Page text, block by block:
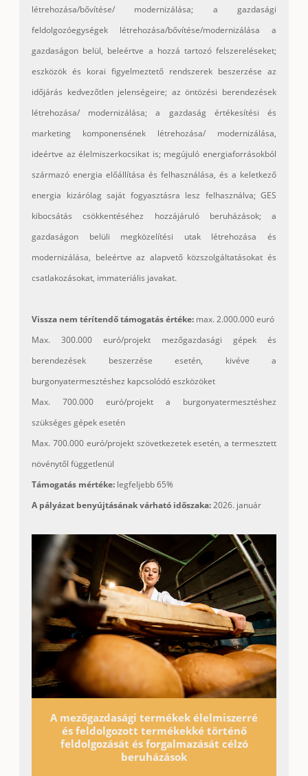
létrehozása/bővítése/ modernizálása; a gazdasági
feldolgozóegységek létrehozása/bővítése/modernizálása a
gazdaságon belül, beleértve a hozzá tartozó felszereléseket;
eszközök és korai figyelmeztető rendszerek beszerzése az
időjárás kedvezőtlen jelenségeire; az öntözési berendezések
létrehozása/ modernizálása; a gazdaság értékesítési és
marketing komponensének létrehozása/ modernizálása,
ideértve az élelmiszerkocsikat is; megújuló energiaforrásokból
származó energia előállítása és felhasználása, és a keletkező
energia kizárólag saját fogyasztásra lesz felhasználva; GES
kibocsátás csökkentéséhez hozzájáruló beruházások; a
gazdaságon belüli megközelítési utak létrehozása és
modernizálása, beleértve az alapvető közszolgáltatásokat és
csatlakozásokat, immateriális javakat.
Vissza nem térítendő támogatás értéke: max. 2.000.000 euró
Max. 300.000 euró/projekt mezőgazdasági gépek és
berendezések beszerzése esetén, kivéve a
burgonyatermesztéshez kapcsolódó eszközöket
Max. 700.000 euró/projekt a burgonyatermesztéshez
szükséges gépek esetén
Max. 700.000 euró/projekt szövetkezetek esetén, a termesztett
növénytől függetlenül
Támogatás mértéke: legfeljebb 65%
A pályázat benyújtásának várható időszaka:2026. január
A mezőgazdasági termékek élelmiszerré
és feldolgozott termékekké történő
feldolgozását és forgalmazását célzó
beruházások